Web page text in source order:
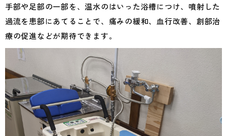
手部や足部の一部を、温水のはいった浴槽につけ、噴射した
過流を患部にあてることで、痛みの緩和、血行改善、創部治
療の促進などが期待できます。